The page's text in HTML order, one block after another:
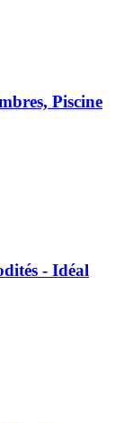
Piscine
- Idéal